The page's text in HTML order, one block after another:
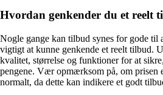
Hvordan genkender du et reelt
Nogle gange kan tilbud synes for gode til
vigtigt at kunne genkende et reelt tilbud.
kvalitet, størrelse og funktioner for at
pengene. Vær opmærksom på, om prisen
normalt, da dette kan indikere et godt